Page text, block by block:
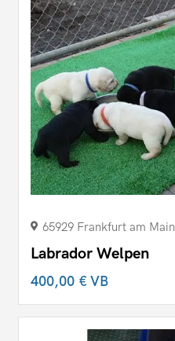
65929 Frankfurt am Main
Labrador Welpen
400,00 €VB